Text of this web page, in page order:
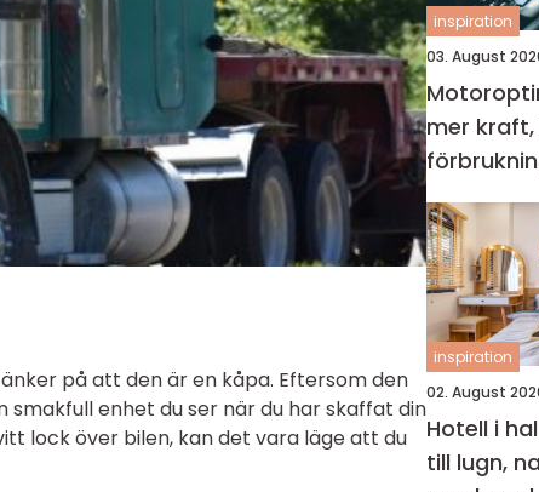
på att den är en kåpa. Eftersom den
enhet du ser när du har skaffat din
lock över bilen, kan det vara läge att du
inspiration
03. August
mer kraft,
körning
inspiration
02. August
Hotell i halland
till lugn,